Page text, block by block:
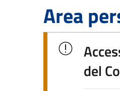
Area
del